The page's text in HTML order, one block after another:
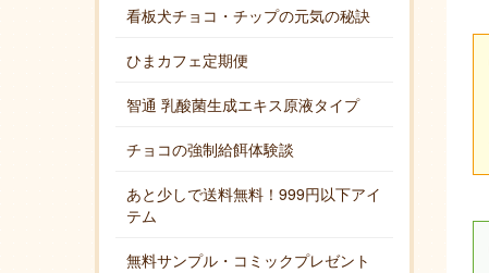
看板犬チョコ・チップの元気の秘訣
ひまカフェ定期便
智通 乳酸菌生成エキス原液タイプ
チョコの強制給餌体験談
あと少しで送料無料！999円以下アイ
テム
無料サンプル・コミックプレゼント